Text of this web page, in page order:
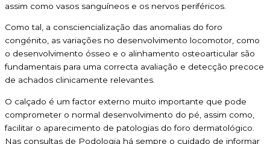
assim como vasos sanguíneos e os nervos periféricos.
Como tal, a consciencialização das anomalias do foro
congénito, as variações no desenvolvimento locomotor, como
o desenvolvimento ósseo e o alinhamento osteoarticular são
fundamentais para uma correcta avaliação e detecção precoce
de achados clinicamente relevantes.
O calçado é um factor externo muito importante que pode
comprometer o normal desenvolvimento do pé, assim como,
facilitar o aparecimento de patologias do foro dermatológico.
Nas consultas de Podologia há sempre o cuidado de informar